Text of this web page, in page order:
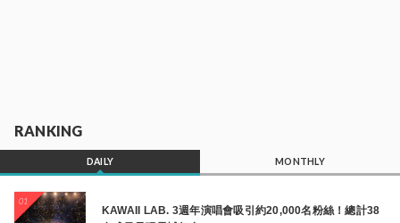
RANKING
DAILY MONTHLY
01
KAWAII LAB. 3週年演唱會吸引約20,000名粉絲！總計38